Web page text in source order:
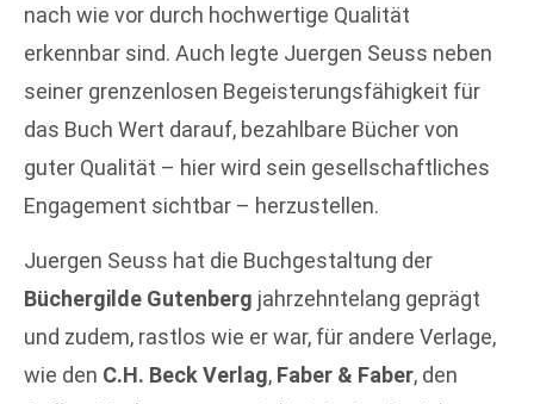
nach wie vor durch hochwertige Qualität
erkennbar sind. Auch legte Juergen Seuss neben
seiner grenzenlosen Begeisterungsfähigkeit für
das Buch Wert darauf, bezahlbare Bücher von
guter Qualität – hier wird sein gesellschaftliches
Engagement sichtbar – herzustellen.
Juergen Seuss hat die Buchgestaltung der
Büchergilde Gutenberg jahrzehntelang geprägt
und zudem, rastlos wie er war, für andere Verlage,
wie den C.H. Beck Verlag, Faber & Faber, den